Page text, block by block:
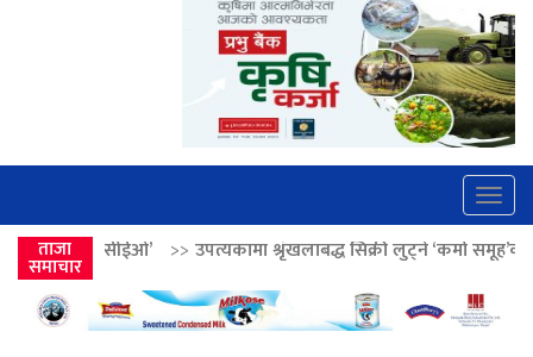
ताजा
समाचार
>>उपत्यकामा श्रृंखलाबद्ध सिक्री लुट्ने ‘कर्मा समूह’का नाइकेसहित पाँच